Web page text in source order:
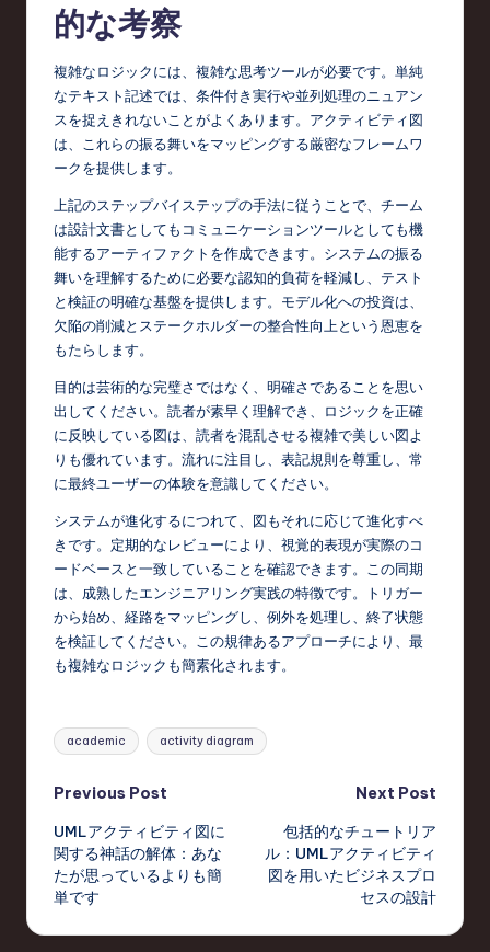
的な考察
複雑なロジックには、複雑な思考ツールが必要です。単純
なテキスト記述では、条件付き実行や並列処理のニュアン
スを捉えきれないことがよくあります。アクティビティ図
は、これらの振る舞いをマッピングする厳密なフレームワ
ークを提供します。
上記のステップバイステップの手法に従うことで、チーム
は設計文書としてもコミュニケーションツールとしても機
能するアーティファクトを作成できます。システムの振る
舞いを理解するために必要な認知的負荷を軽減し、テスト
と検証の明確な基盤を提供します。モデル化への投資は、
欠陥の削減とステークホルダーの整合性向上という恩恵を
もたらします。
目的は芸術的な完璧さではなく、明確さであることを思い
出してください。読者が素早く理解でき、ロジックを正確
に反映している図は、読者を混乱させる複雑で美しい図よ
りも優れています。流れに注目し、表記規則を尊重し、常
に最終ユーザーの体験を意識してください。
システムが進化するにつれて、図もそれに応じて進化すべ
きです。定期的なレビューにより、視覚的表現が実際のコ
ードベースと一致していることを確認できます。この同期
は、成熟したエンジニアリング実践の特徴です。トリガー
から始め、経路をマッピングし、例外を処理し、終了状態
を検証してください。この規律あるアプローチにより、最
も複雑なロジックも簡素化されます。
Tags:
academic activity diagram
Post
navigation
Previous Post
UMLアクティビティ図に
関する神話の解体：あな
たが思っているよりも簡
単です
Next Post
包括的なチュートリア
ル：UMLアクティビティ
図を用いたビジネスプロ
セスの設計